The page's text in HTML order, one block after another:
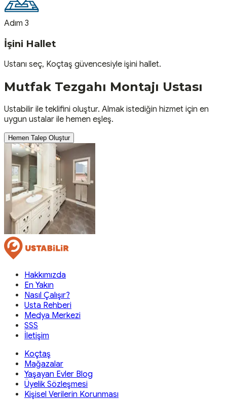
Adım 3
İşini Hallet
Ustanı seç, Koçtaş güvencesiyle işini hallet.
Mutfak Tezgahı Montajı Ustası
Ustabilir ile teklifini oluştur. Almak istediğin hizmet için en
uygun ustalar ile hemen eşleş.
Hemen Talep Oluştur
Hakkımızda
En Yakın
Nasıl Çalışır?
Usta Rehberi
Medya Merkezi
SSS
İletişim
Koçtaş
Mağazalar
Yaşayan Evler Blog
Üyelik Sözleşmesi
Kişisel Verilerin Korunması